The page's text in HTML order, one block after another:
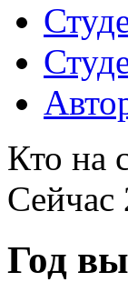
Кто на
Сейчас
Год